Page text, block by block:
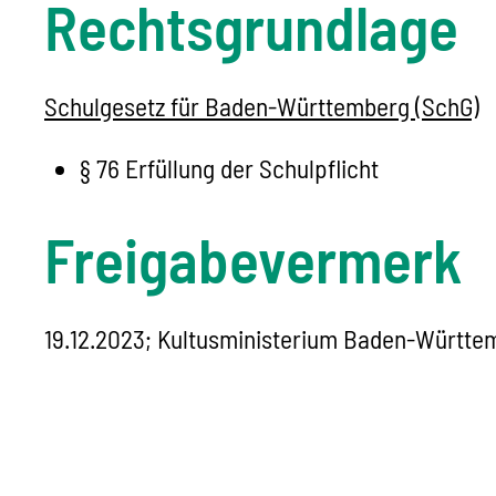
Rechtsgrundlage
Schulgesetz für Baden-Württemberg (SchG)
§ 76 Erfüllung der Schulpflicht
Freigabevermerk
19.12.2023; Kultusministerium Baden-